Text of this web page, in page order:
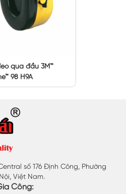
qua đầu 3M™
98 H9A
số 176 Định Công, Phường
Việt Nam.
Công: